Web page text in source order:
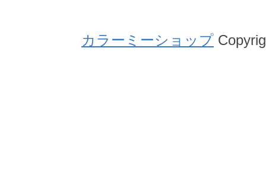
カラーミーショップ